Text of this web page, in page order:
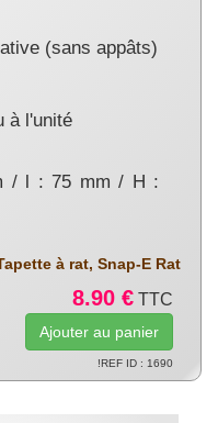
(sans appâts)
à l'unité
/ l : 75 mm / H :
à rat, Snap-E Rat
8.90 € TTC
!REF ID : 1690